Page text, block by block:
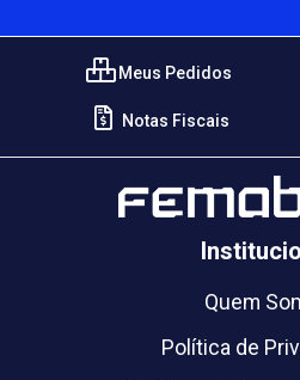
Meus Pedidos
Notas Fiscais
Quem
Política de